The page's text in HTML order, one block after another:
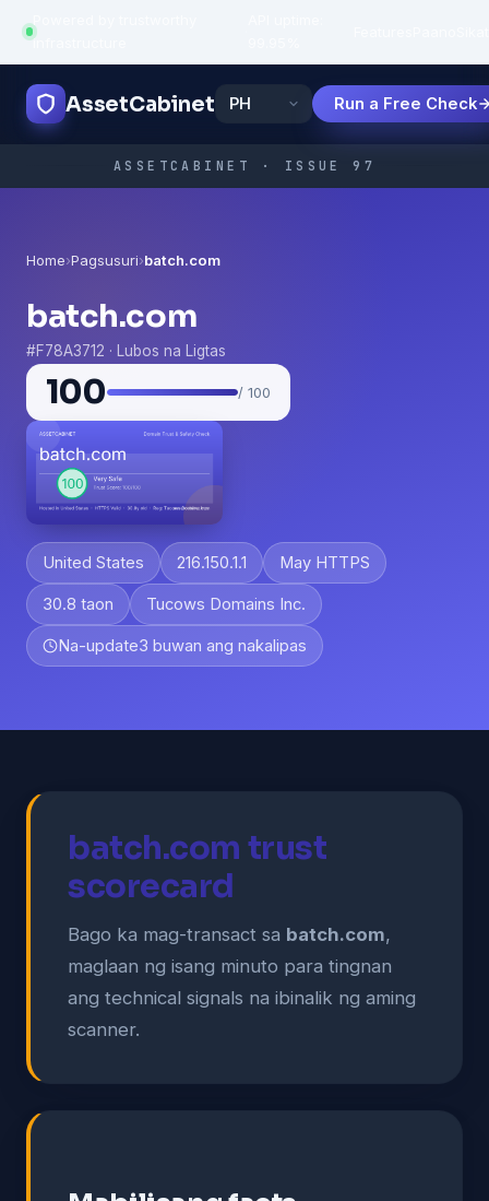
infrastructure
AssetCabinet Run a Free Check
ASSETCABINET · ISSUE 97
Home›Pagsusuri›batch.com
batch.com
#F78A3712 · Lubos na Ligtas
100 / 100
United States 216.150.1.1 May HTTPS
30.8 taon Tucows Domains Inc.
Na-update3 buwan ang nakalipas
batch.com trust
scorecard
Bago ka mag-transact sa batch.com,
maglaan ng isang minuto para tingnan
ang technical signals na ibinalik ng aming
scanner.